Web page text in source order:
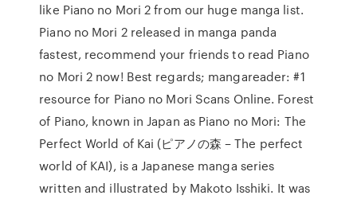
like Piano no Mori 2 from our huge manga list.
Piano no Mori 2 released in manga panda
fastest, recommend your friends to read Piano
no Mori 2 now! Best regards; mangareader: #1
resource for Piano no Mori Scans Online. Forest
of Piano, known in Japan as Piano no Mori: The
Perfect World of Kai (ピアノの森 – The perfect
world of KAI), is a Japanese manga series
written and illustrated by Makoto Isshiki. It was